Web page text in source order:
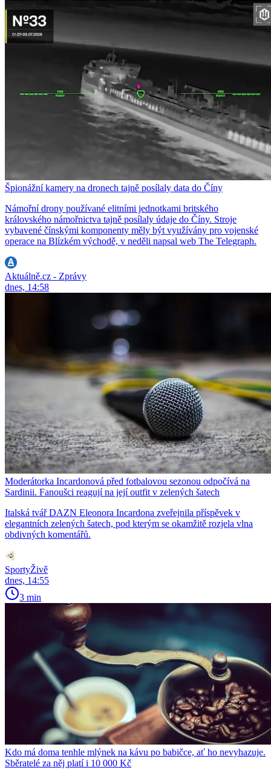
Špionážní kamery na dronech tajně posílaly data do Číny
Námořní drony používané elitními jednotkami britského
královského námořnictva tajně posílaly údaje do Číny. Stroje
vybavené čínskými komponenty měly být využívány pro vojenské
operace na Blízkém východě, v neděli napsal web The Telegraph.
Aktuálně.cz - Zprávy
dnes, 14:58
Moderátorka Incardonová před fotbalovou sezonou odpočívá na
Sardinii. Fanoušci reagují na její outfit v zelených šatech
Italská tvář DAZN Eleonora Incardona zveřejnila příspěvek v
elegantních zelených šatech, pod kterým se okamžitě rozjela vlna
obdivných komentářů.
SportyŽivě
dnes, 14:55
3 min
Kdo má doma tenhle mlýnek na kávu po babičce, ať ho nevyhazuje.
Sběratelé za něj platí i 10 000 Kč